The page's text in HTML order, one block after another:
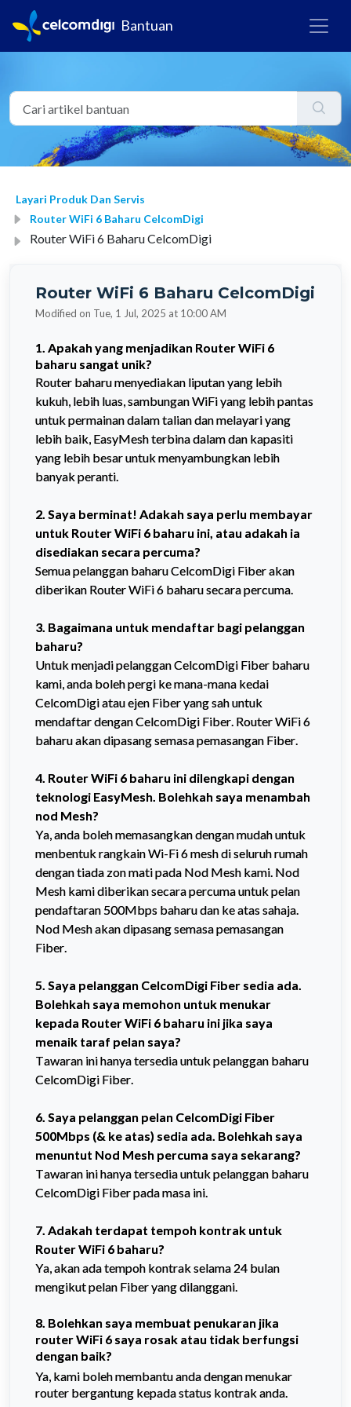
Bantuan
Layari Produk Dan Servis
Router WiFi 6 Baharu CelcomDigi
Router WiFi 6 Baharu CelcomDigi
Router WiFi 6 Baharu CelcomDigi
Modified on Tue, 1 Jul, 2025 at 10:00 AM
1. Apakah yang menjadikan Router WiFi 6
baharu sangat unik?
Router baharu menyediakan liputan yang lebih
kukuh, lebih luas, sambungan WiFi yang lebih pantas
untuk permainan dalam talian dan melayari yang
lebih baik, EasyMesh terbina dalam dan kapasiti
yang lebih besar untuk menyambungkan lebih
banyak peranti.
2. Saya berminat! Adakah saya perlu membayar
untuk Router WiFi 6 baharu ini, atau adakah ia
disediakan secara percuma?
Semua pelanggan baharu CelcomDigi Fiber akan
diberikan Router WiFi 6 baharu secara percuma.
3. Bagaimana untuk mendaftar bagi pelanggan
baharu?
Untuk menjadi pelanggan CelcomDigi Fiber baharu
kami, anda boleh pergi ke mana-mana kedai
CelcomDigi atau ejen Fiber yang sah untuk
mendaftar dengan CelcomDigi Fiber. Router WiFi 6
baharu akan dipasang semasa pemasangan Fiber.
4. Router WiFi 6 baharu ini dilengkapi dengan
teknologi EasyMesh. Bolehkah saya menambah
nod Mesh?
Ya, anda boleh memasangkan dengan mudah untuk
menbentuk rangkain Wi-Fi 6 mesh di seluruh rumah
dengan tiada zon mati pada Nod Mesh kami. Nod
Mesh kami diberikan secara percuma untuk pelan
pendaftaran 500Mbps baharu dan ke atas sahaja.
Nod Mesh akan dipasang semasa pemasangan
Fiber.
5. Saya pelanggan CelcomDigi Fiber sedia ada.
Bolehkah saya memohon untuk menukar
kepada Router WiFi 6 baharu ini jika saya
menaik taraf pelan saya?
Tawaran ini hanya tersedia untuk pelanggan baharu
CelcomDigi Fiber.
6. Saya pelanggan pelan CelcomDigi Fiber
500Mbps (& ke atas) sedia ada. Bolehkah saya
menuntut Nod Mesh percuma saya sekarang?
Tawaran ini hanya tersedia untuk pelanggan baharu
CelcomDigi Fiber pada masa ini.
7. Adakah terdapat tempoh kontrak untuk
Router WiFi 6 baharu?
Ya, akan ada tempoh kontrak selama 24 bulan
mengikut pelan Fiber yang dilanggani.
8. Bolehkan saya membuat penukaran jika
router WiFi 6 saya rosak atau tidak berfungsi
dengan baik?
Ya, kami boleh membantu anda dengan menukar
router bergantung kepada status kontrak anda.